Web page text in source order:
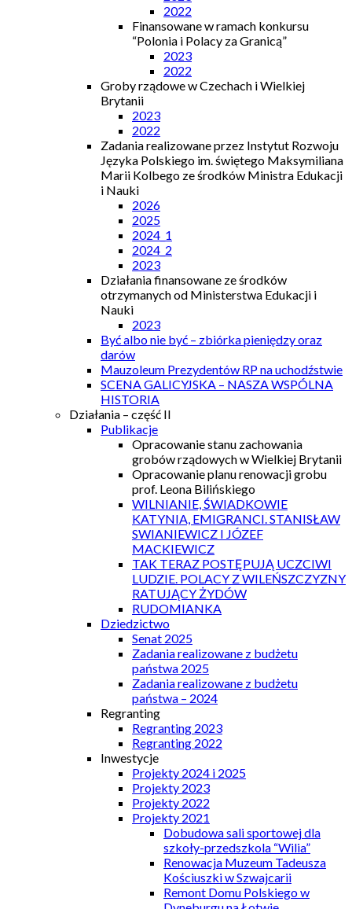
2022
Finansowane w ramach konkursu
“Polonia i Polacy za Granicą”
2023
2022
Groby rządowe w Czechach i Wielkiej
Brytanii
2023
2022
Zadania realizowane przez Instytut Rozwoju
Języka Polskiego im. świętego Maksymiliana
Marii Kolbego ze środków Ministra Edukacji
i Nauki
2026
2025
2024_1
2024_2
2023
Działania finansowane ze środków
otrzymanych od Ministerstwa Edukacji i
Nauki
2023
Być albo nie być – zbiórka pieniędzy oraz
darów
Mauzoleum Prezydentów RP na uchodźstwie
SCENA GALICYJSKA – NASZA WSPÓLNA
HISTORIA
Działania – część II
Publikacje
Opracowanie stanu zachowania
grobów rządowych w Wielkiej Brytanii
Opracowanie planu renowacji grobu
prof. Leona Bilińskiego
WILNIANIE, ŚWIADKOWIE
KATYNIA, EMIGRANCI. STANISŁAW
SWIANIEWICZ I JÓZEF
MACKIEWICZ
TAK TERAZ POSTĘPUJĄ UCZCIWI
LUDZIE. POLACY Z WILEŃSZCZYZNY
RATUJĄCY ŻYDÓW
RUDOMIANKA
Dziedzictwo
Senat 2025
Zadania realizowane z budżetu
państwa 2025
Zadania realizowane z budżetu
państwa – 2024
Regranting
Regranting 2023
Regranting 2022
Inwestycje
Projekty 2024 i 2025
Projekty 2023
Projekty 2022
Projekty 2021
Dobudowa sali sportowej dla
szkoły-przedszkola “Wilia”
Renowacja Muzeum Tadeusza
Kościuszki w Szwajcarii
Remont Domu Polskiego w